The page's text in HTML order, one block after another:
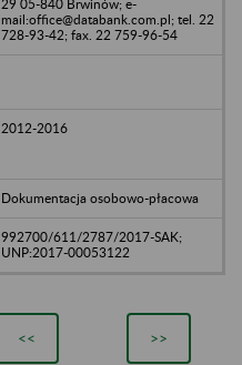
29 05-840 Brwinów; e-
mail:office@databank.com.pl; tel. 22
728-93-42; fax. 22 759-96-54
2012-2016
Dokumentacja osobowo-płacowa
992700/611/2787/2017-SAK;
UNP:2017-00053122
<< >>